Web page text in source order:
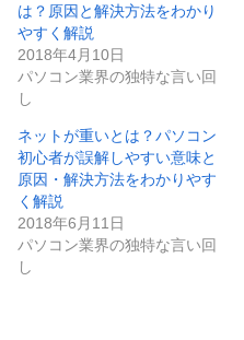
は？原因と解決方法をわかり
やすく解説
2018年4月10日
パソコン業界の独特な言い回
し
ネットが重いとは？パソコン
初心者が誤解しやすい意味と
原因・解決方法をわかりやす
く解説
2018年6月11日
パソコン業界の独特な言い回
し